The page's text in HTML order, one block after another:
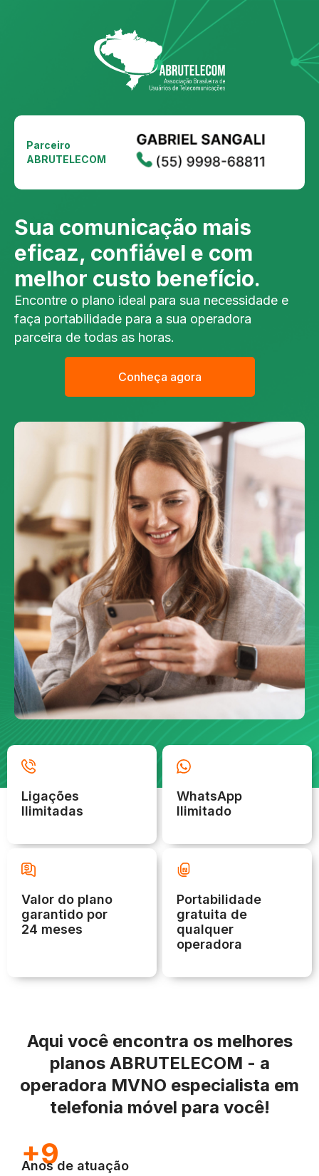
Parceiro
ABRUTELECOM
Sua comunicação mais
eficaz, confiável e com
melhor custo benefício.
Encontre o plano ideal para sua necessidade e
faça portabilidade para a sua operadora
parceira de todas as horas.
Conheça agora
Ligações
Ilimitadas
WhatsApp
Ilimitado
Valor do plano
garantido por
24 meses
Portabilidade
gratuita de
qualquer
operadora
Aqui você encontra os melhores
planos ABRUTELECOM - a
operadora MVNO especialista em
telefonia móvel para você!
+9
Anos de atuação